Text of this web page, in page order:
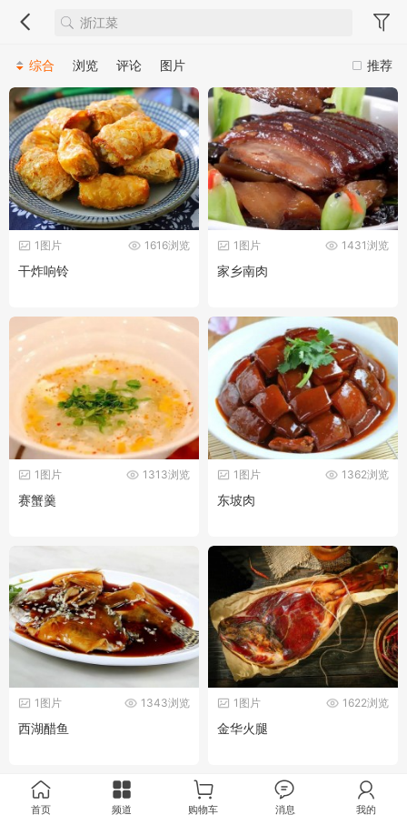
推荐
综合 浏览 评论 图片
1616浏览
1图片
干炸响铃
1431浏览
1图片
家乡南肉
1313浏览
1图片
赛蟹羹
1362浏览
1图片
东坡肉
1343浏览
1图片
西湖醋鱼
1622浏览
1图片
金华火腿
首页 频道 购物车 消息 我的